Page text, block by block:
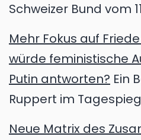
Schweizer Bund vom
Mehr Fokus auf
würde feministische
Putin antworten? Ein
Ruppert im
Neue Matrix des